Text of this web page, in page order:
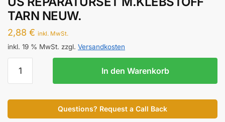
TARN NEUW.
2,88 € inkl. MwSt.
inkl. 19 % MwSt. zzgl. Versandkosten
REPARATURSET
M.KLEBSTOFF
TARN
In den Warenkorb
Questions? Request a Call Back